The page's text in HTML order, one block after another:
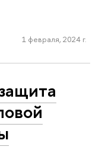
1 февраля, 2024 г.